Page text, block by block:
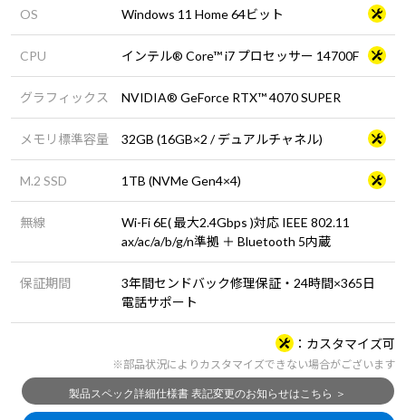
OS Windows 11 Home 64ビット
CPU インテル® Core™ i7 プロセッサー 14700F
グラフィックス NVIDIA® GeForce RTX™ 4070 SUPER
メモリ標準容量 32GB (16GB×2 / デュアルチャネル)
M.2 SSD 1TB (NVMe Gen4×4)
無線
Wi-Fi 6E( 最大2.4Gbps )対応 IEEE 802.11
ax/ac/a/b/g/n準拠 ＋ Bluetooth 5内蔵
保証期間
3年間センドバック修理保証・24時間×365日
電話サポート
カスタマイズ可
※部品状況によりカスタマイズできない場合がございます